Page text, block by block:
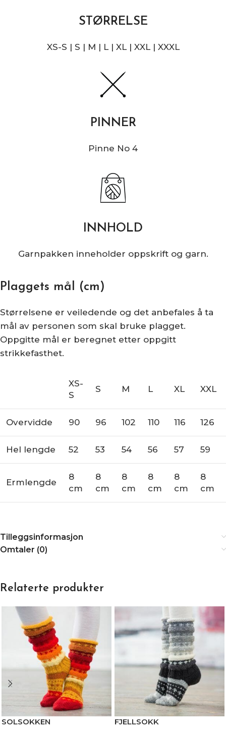
STØRRELSE
XS-S | S | M | L | XL | XXL | XXXL
PINNER
Pinne No 4
INNHOLD
Garnpakken inneholder oppskrift og garn.
Plaggets mål (cm)
Størrelsene er veiledende og det anbefales å ta
mål av personen som skal bruke plagget.
Oppgitte mål er beregnet etter oppgitt
strikkefasthet.
XS-
S
S M L XL XXL
Overvidde 90 96 102 110 116 126
Hel lengde 52 53 54 56 57 59
Ermlengde
8
cm
8
cm
8
cm
8
cm
8
cm
8
cm
Tilleggsinformasjon
Omtaler (0)
Relaterte produkter
SOLSOKKEN FJELLSOKK